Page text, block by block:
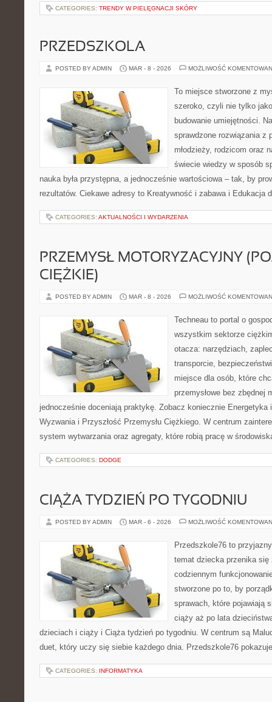
CATEGORIES: TRENDY W PIELĘGNACJI SKÓRY
PRZEDSZKOLA
POSTED BY ADMIN MAR - 8 - 2026 MOŻLIWOŚĆ
To miejsce stworzone z
szeroko, czyli nie tylko
budowanie umiejętności.
sprawdzone rozwiązania z
młodzieży, rodzicom oraz
świecie wiedzy w sposób
nauka była przystępna, a jednocześnie wartościowa – tak, by
rezultatów. Ciekawe adresy to Kreatywność i zabawa i Edukacja
CATEGORIES: AKTUALNOŚCI I WYDARZENIA
PRZEMYSŁ MOTORYZACYJNY
CIĘŻKIE)
POSTED BY ADMIN MAR - 8 - 2026 MOŻLIWOŚĆ
Techneau to portal o
wszystkim sektorze
otacza: narzędziach,
transporcie,
miejsce dla osób, które
przemysłowe bez zbędnej
jednocześnie doceniają praktykę. Zobacz koniecznie Energetyka
Wyzwania i Przyszłość Przemysłu Ciężkiego. W centrum
system wytwarzania oraz agregaty, które robią pracę w
CATEGORIES: DODGE
CIĄŻA TYDZIEŃ PO TYGODNIU
POSTED BY ADMIN MAR - 6 - 2026 MOŻLIWOŚĆ
Przedszkole76 to
temat dziecka przenika
codziennym
stworzone po to, by
sprawach, które pojawiają
ciąży aż po lata
dzieciach i ciąży i Ciąża tydzień po tygodniu. W centrum są
duet, który uczy się siebie każdego dnia. Przedszkole76
CATEGORIES: INFORMATYKA